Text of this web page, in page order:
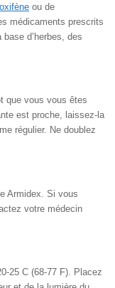
ou de
médicaments prescrits
d’herbes, des
que vous vous êtes
est proche, laissez-la
régulier. Ne doublez
Armidex. Si vous
votre médecin
25 C (68-77 F). Placez